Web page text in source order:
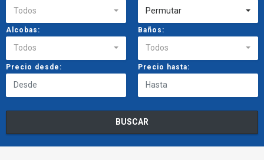
Todos Permutar
Alcobas:
Todos
Baños:
Todos
Precio desde: Precio hasta:
BUSCAR